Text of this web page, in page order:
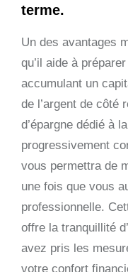
terme.
Un des avantages
qu’il aide à
accumulant un
de l’argent de côté
d’épargne dédié à
progressivement
vous permettra de
une fois que vous
professionnelle.
offre la tranquillité
avez pris les
votre confort